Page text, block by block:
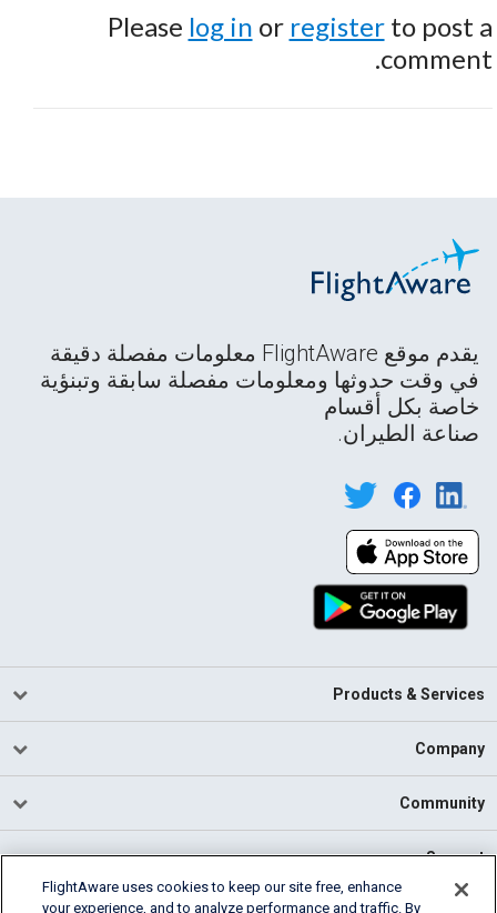
Please log in or registerto post a
comment.
يقدم موقع FlightAware معلومات مفصلة دقيقة
في وقت حدوثها ومعلومات مفصلة سابقة وتبنؤية
خاصة بكل أقسام
صناعة الطيران.
Products & Services
Company
Community
Support
FlightAware uses cookies to keep our site free, enhance
your experience, and to analyze performance and traffic. By